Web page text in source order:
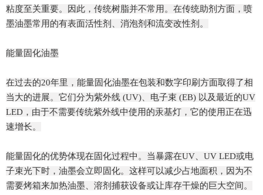
粘度至关重要。因此，传统树脂并不常用。在传统助剂方面，喷
墨油墨常用的有表面活性剂、消泡剂和流变改性剂。
能量固化油墨
在过去的20年里，能量固化油墨在包装和数字印刷方面取得了相
当大的进展。它们分为紫外线 (UV)、电子束 (EB) 以及最近的UV
LED，由于不需要传统紫外线中使用的汞基灯，它的使用正在迅
速增长。
能量固化的优势体现在固化过程中。当暴露在UV、UV LED或电
子束光下时，油墨会立即固化。这样可以减少占地面积，因为不
需要烤箱来加热油墨、溶剂捕获设备或让库存干燥的巨大空间。